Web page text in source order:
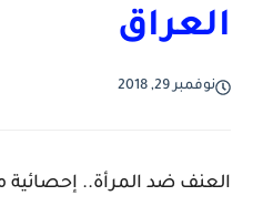
العراق
نوفمبر 29, 2018
العنف ضد المرأة.. إحصائية